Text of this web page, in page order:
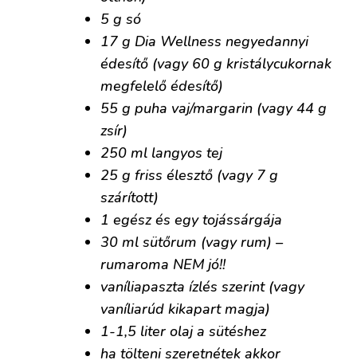
5 g só
17 g Dia Wellness negyedannyi
édesítő (vagy 60 g kristálycukornak
megfelelő édesítő)
55 g puha vaj/margarin (vagy 44 g
zsír)
250 ml langyos tej
25 g friss élesztő (vagy 7 g
szárított)
1 egész és egy tojássárgája
30 ml sütőrum (vagy rum) –
rumaroma NEM jó!!
vaníliapaszta ízlés szerint (vagy
vaníliarúd kikapart magja)
1-1,5 liter olaj a sütéshez
ha tölteni szeretnétek akkor